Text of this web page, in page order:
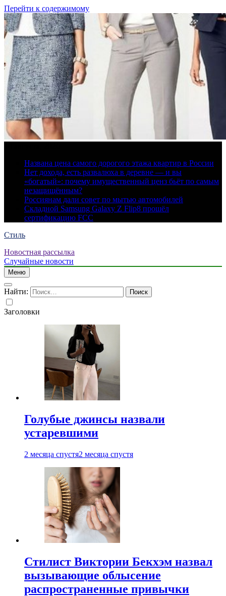
Перейти к содержимому
Названа цена самого дорогого этажа квартир в России
Нет дохода, есть развалюха в деревне — и вы
«богатый»: почему имущественный ценз бьёт по самым
незащищённым?
Россиянам дали совет по мытью автомобилей
Складной Samsung Galaxy Z Flip8 прошёл
сертификацию FCC
Стиль
Новостная рассылка
Случайные новости
Меню
Найти:
Заголовки
Голубые джинсы назвали
устаревшими
2 месяца спустя2 месяца спустя
Стилист Виктории Бекхэм назвал
вызывающие облысение
распространенные привычки